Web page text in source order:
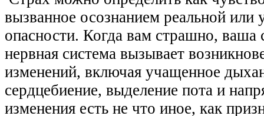
вызванное осознанием реальной
опасности. Когда вам страшно, ваша
нервная система вызывает
изменений, включая учащенное
сердцебиение, выделение пота и
изменения есть не что иное, как